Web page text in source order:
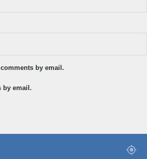
by email.
by email.